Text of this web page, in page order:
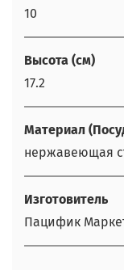
10
Высота (см)
17.2
Материал
нержавеющая
Изготовитель
Пацифик